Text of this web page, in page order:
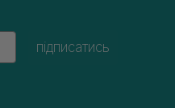
підписатись